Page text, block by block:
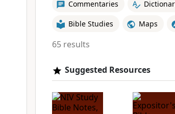
Commentaries
Bible Studies Maps
65 results
Suggested Resources